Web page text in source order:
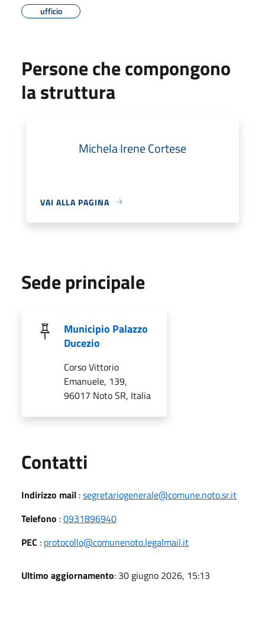
ufficio
Persone che compongono
la struttura
Michela Irene Cortese
VAI ALLA PAGINA
Sede principale
Municipio Palazzo
Ducezio
Corso Vittorio
Emanuele, 139,
96017 Noto SR, Italia
Contatti
Indirizzo mail :segretariogenerale@comune.noto.sr.it
Telefono :0931896940
PEC : protocollo@comunenoto.legalmail.it
Ultimo aggiornamento: 30 giugno 2026, 15:13